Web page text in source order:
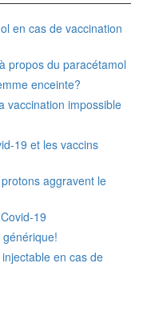
en cas de vaccination
propos du paracétamol
enceinte?
vaccination impossible
19 et les vaccins
aggravent le
19
générique!
en cas de